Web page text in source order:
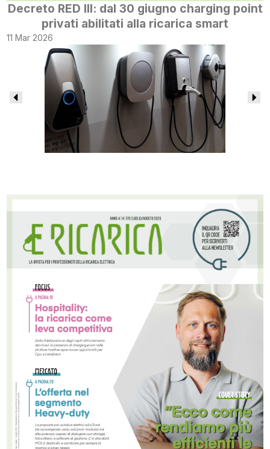
Decreto RED III: dal 30 giugno charging point
privati abilitati alla ricarica smart
11 Mar 2026